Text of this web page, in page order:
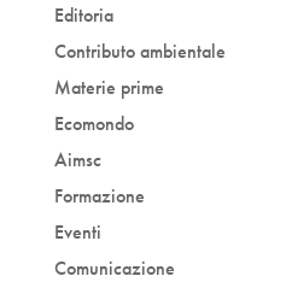
Editoria
Contributo ambientale
Materie prime
Ecomondo
Aimsc
Formazione
Eventi
Comunicazione